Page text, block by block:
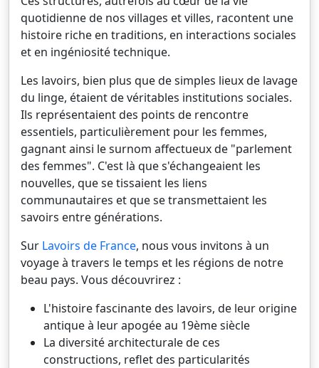
quotidienne de nos villages et villes, racontent une
histoire riche en traditions, en interactions sociales
et en ingéniosité technique.
Les lavoirs, bien plus que de simples lieux de lavage
du linge, étaient de véritables institutions sociales.
Ils représentaient des points de rencontre
essentiels, particulièrement pour les femmes,
gagnant ainsi le surnom affectueux de "parlement
des femmes". C'est là que s'échangeaient les
nouvelles, que se tissaient les liens
communautaires et que se transmettaient les
savoirs entre générations.
Sur Lavoirs de France, nous vous invitons à un
voyage à travers le temps et les régions de notre
beau pays. Vous découvrirez :
L'histoire fascinante des lavoirs, de leur origine
antique à leur apogée au 19ème siècle
La diversité architecturale de ces
constructions, reflet des particularités